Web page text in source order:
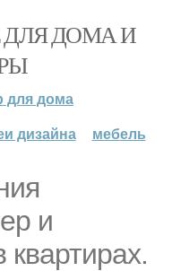
ДЛЯ ДОМА И
для дома
дизайна мебель
и